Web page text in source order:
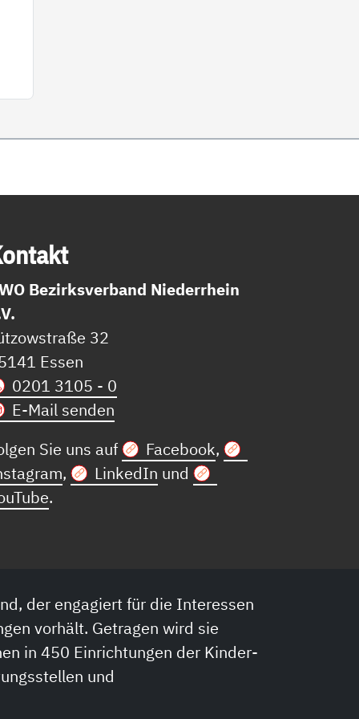
Bezirksverband Niederrhein
32
Essen
0201 3105 - 0
E-Mail senden
Sie uns auf
Facebook,
, LinkedIn und
.
der engagiert für die Interessen
vorhält. Getragen wird sie
in 450 Einrichtungen der Kinder-
und